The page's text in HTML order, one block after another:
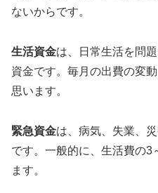
ないからです。
生活資金は、日常生活を問
資金です。毎月の出費の変
思います。
緊急資金は、病気、失業、
です。一般的に、生活費の3
ます。